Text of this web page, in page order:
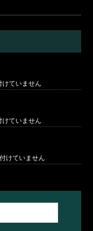
けていません
けていません
けていません